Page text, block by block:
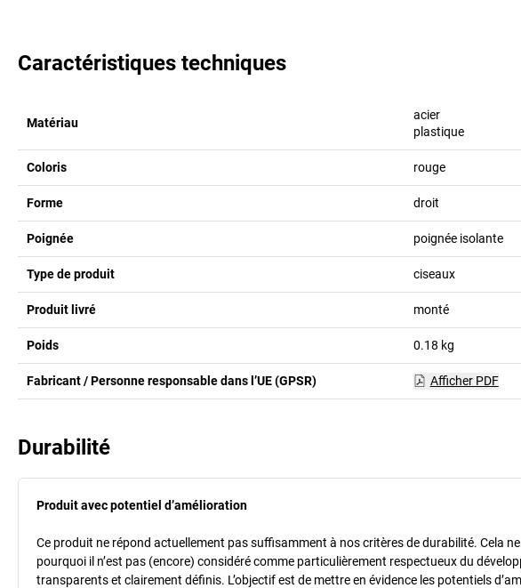
Caractéristiques techniques
Matériau
acier
plastique
Coloris rouge
Forme droit
Poignée poignée isolante
Type de produit ciseaux
Produit livré monté
Poids 0.18 kg
Fabricant / Personne responsable dans l’UE (GPSR) Afficher PDF
Durabilité
Produit avec potentiel d’amélioration
Ce produit ne répond actuellement pas suffisamment à nos critères de durabilité. Cela
pourquoi il n’est pas (encore) considéré comme particulièrement respectueux du
transparents et clairement définis. L’objectif est de mettre en évidence les potentiels